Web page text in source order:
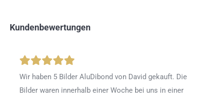
Kundenbewertungen
Wir haben 5 Bilder AluDibond von David gekauft. Die
Bilder waren innerhalb einer Woche bei uns in einer